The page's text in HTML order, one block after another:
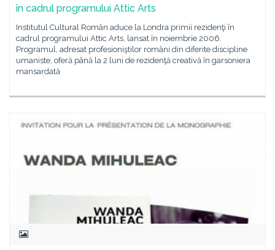
în cadrul programului Attic Arts
Institutul Cultural Român aduce la Londra primii rezidenţi în
cadrul programului Attic Arts, lansat în noiembrie 2006.
Programul, adresat profesioniştilor români din diferite discipline
umaniste, oferă până la 2 luni de rezidenţă creativă în garsoniera
mansardată